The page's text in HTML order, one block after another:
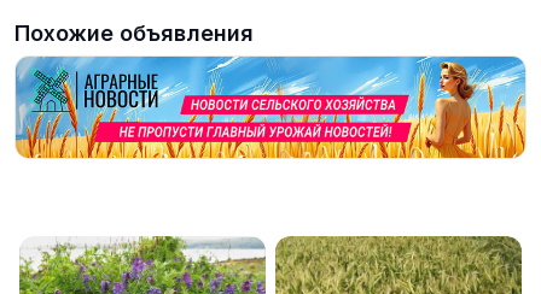
Похожие объявления